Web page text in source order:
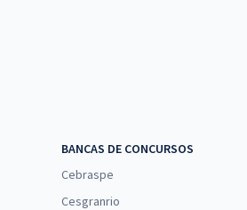
Goiás - GO - Conhecimentos Específicos
Social com a Equipe Gran
BANCAS DE CONCURSOS
Cebraspe
Cesgranrio